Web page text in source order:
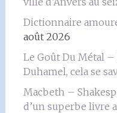
Dictionnaire
août 2026
Le Goût Du Métal
Duhamel, cela se
Macbeth –
d’un superbe livre